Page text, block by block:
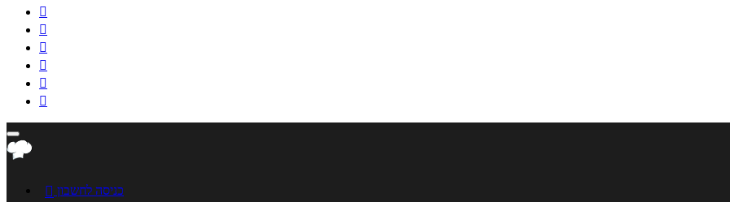






 כניסה לחשבון